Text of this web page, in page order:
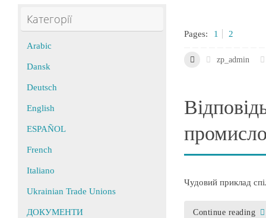
Pages: 1 2
zp_admin
Чудовий приклад
Continue reading
Категорії
Arabic
Dansk
Deutsch
English
ESPAÑOL
French
Italiano
Ukrainian Trade Unions
ДОКУМЕНТИ